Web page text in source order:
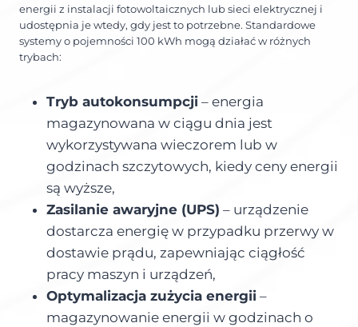
energii z instalacji fotowoltaicznych lub sieci elektrycznej i
udostępnia je wtedy, gdy jest to potrzebne. Standardowe
systemy o pojemności 100 kWh mogą działać w różnych
trybach:
Tryb autokonsumpcji – energia
magazynowana w ciągu dnia jest
wykorzystywana wieczorem lub w
godzinach szczytowych, kiedy ceny energii
są wyższe,
Zasilanie awaryjne (UPS) – urządzenie
dostarcza energię w przypadku przerwy w
dostawie prądu, zapewniając ciągłość
pracy maszyn i urządzeń,
Optymalizacja zużycia energii –
magazynowanie energii w godzinach o